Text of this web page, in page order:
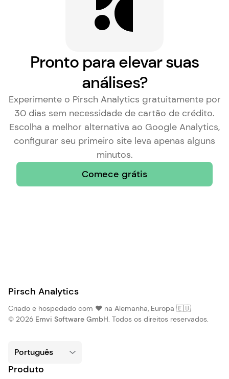
Pronto para elevar suas
análises?
Experimente o Pirsch Analytics gratuitamente por
30 dias sem necessidade de cartão de crédito.
Escolha a melhor alternativa ao Google Analytics,
configurar seu primeiro site leva apenas alguns
minutos.
Comece grátis
Pirsch Analytics
Criado e hospedado com ❤️ na Alemanha, Europa 🇪🇺
© 2026 Emvi Software GmbH. Todos os direitos reservados.
Produto